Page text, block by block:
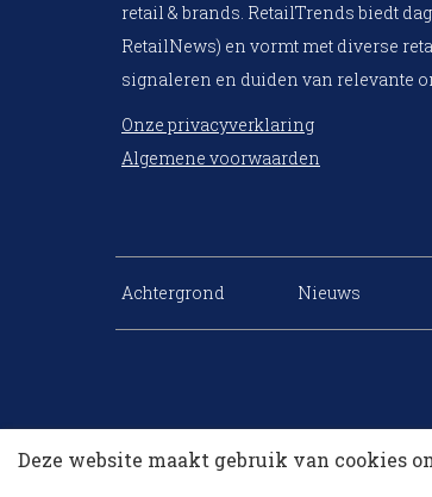
retail & brands. RetailTrends biedt
RetailNews) en vormt met diverse
signaleren en duiden van relevante
Onze privacyverklaring
Algemene voorwaarden
Achtergrond Nieuws
Deze website maakt gebruik van cookies